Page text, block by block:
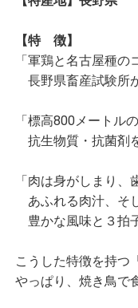
【特 徴】
「軍鶏と名古屋種
長野県畜産試験所
「標高800メートル
抗生物質・抗菌剤
「肉は身がしまり、
あふれる肉汁、そ
豊かな風味と３拍
こうした特徴を持つ
やっぱり、焼き鳥で